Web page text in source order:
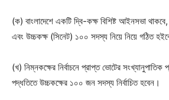
(ক) বাংলাদেশে একটি দ্বি-কক্ষ বিশিষ্ট আইনসভা
এবং উচ্চকক্ষ (সিনেট) ১০০ সদস্য নিয়ে নিয়ে গঠিত
(খ) নিম্নকক্ষের নির্বাচনে প্রাপ্ত ভোটের সংখ্যানুপাতিক
পদ্ধতিতে উচ্চকক্ষের ১০০ জন সদস্য নির্বাচিত হবেন।